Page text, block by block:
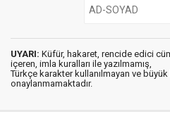
UYARI: Küfür, hakaret, rencide edici
içeren, imla kuralları ile yazılmamış,
Türkçe karakter kullanılmayan ve
onaylanmamaktadır.